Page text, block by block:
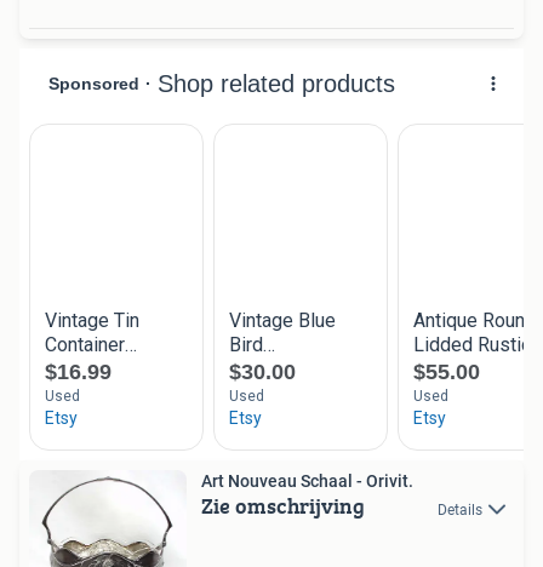
Art Nouveau Schaal - Orivit.
Zie omschrijving Details